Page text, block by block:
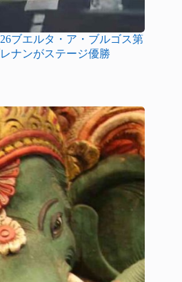
ブエルタ・ア・ブルゴス第
ナンがステージ優勝